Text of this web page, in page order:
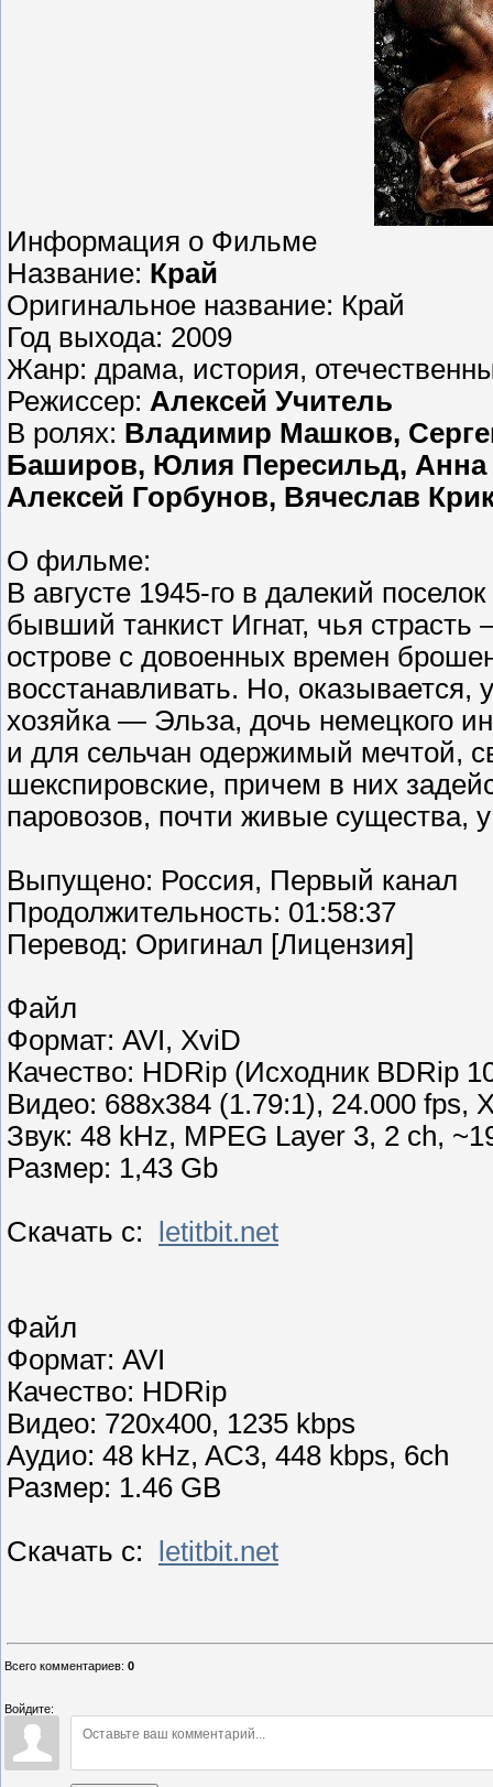
Информация о Фильме
Название: Край
Оригинальное название: Край
Год выхода: 2009
Жанр: драма, история,
Режиссер: Алексей Учитель
В ролях: Владимир Машков,
Баширов, Юлия Пересильд, Анна
Алексей Горбунов, Вячеслав
О фильме:
В августе 1945-го в далекий
бывший танкист Игнат, чья
острове с довоенных времен
восстанавливать. Но,
хозяйка — Эльза, дочь немецкого
и для сельчан одержимый мечтой,
шекспировские, причем в них
паровозов, почти живые существа,
Выпущено: Россия, Первый канал
Продолжительность: 01:58:37
Перевод: Оригинал [Лицензия]
Файл
Формат: AVI, XviD
Качество: HDRip (Исходник BDRip
Видео: 688x384 (1.79:1), 24.000 fps,
Звук: 48 kHz, MPEG Layer 3, 2 ch,
Размер: 1,43 Gb
Скачать с: letitbit.net
Файл
Формат: AVI
Качество: HDRip
Видео: 720x400, 1235 kbps
Аудио: 48 kHz, AC3, 448 kbps, 6ch
Размер: 1.46 GB
Скачать с: letitbit.net
Всего комментариев: 0
Войдите: